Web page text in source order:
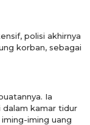
polisi akhirnya
korban, sebagai
Ia
kamar tidur
iming uang